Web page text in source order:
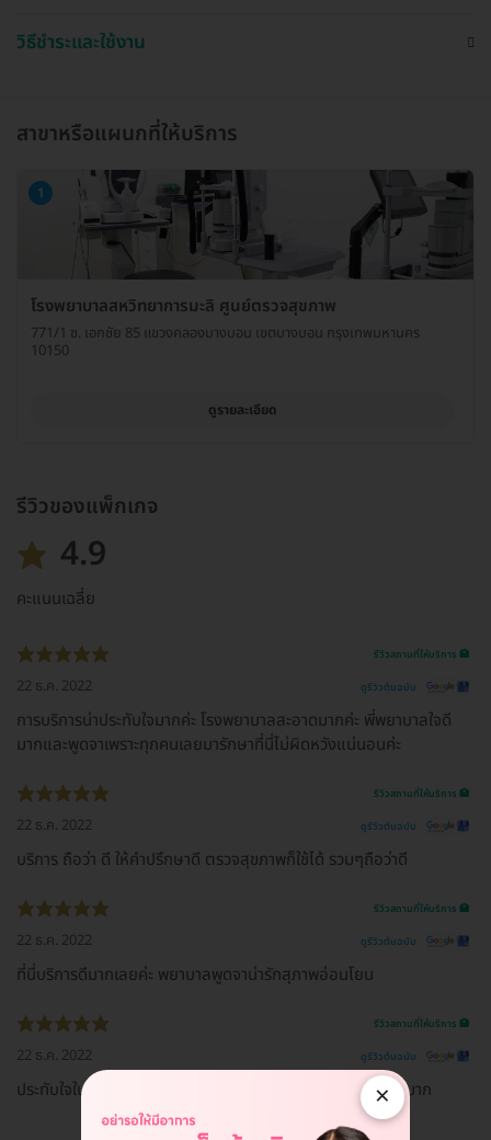
วิธีชำระและใช้งาน
สาขาหรือแผนกที่ให้บริการ
1
โรงพยาบาลสหวิทยาการมะลิ ศูนย์ตรวจสุขภาพ
771/1 ซ. เอกชัย 85 แขวงคลองบางบอน เขตบางบอน กรุงเทพมหานคร
10150
ดูรายละเอียด
รีวิวของแพ็กเกจ
4.9
คะแนนเฉลี่ย
รีวิวสถานที่ให้บริการ 🏥
22 ธ.ค. 2022 ดูรีวิวต้นฉบับ
การบริการน่าประทับใจมากค่ะ โรงพยาบาลสะอาดมากค่ะ พี่พยาบาลใจดี
มากและพูดจาเพราะทุกคนเลยมารักษาที่นี่ไม่ผิดหวังแน่นอนค่ะ
รีวิวสถานที่ให้บริการ 🏥
22 ธ.ค. 2022 ดูรีวิวต้นฉบับ
บริการ ถือว่า ดี ให้คำปรึกษาดี ตรวจสุขภาพก็ใช้ได้ รวมๆถือว่าดี
รีวิวสถานที่ให้บริการ 🏥
22 ธ.ค. 2022 ดูรีวิวต้นฉบับ
ที่นี่บริการดีมากเลยค่ะ พยาบาลพูดจาน่ารักสุภาพอ่อนโยน
รีวิวสถานที่ให้บริการ 🏥
22 ธ.ค. 2022 ดูรีวิวต้นฉบับ
ประทับใจในการทำงานของโรงพยาบาลมากการบริการตอนรับดีมาก
×